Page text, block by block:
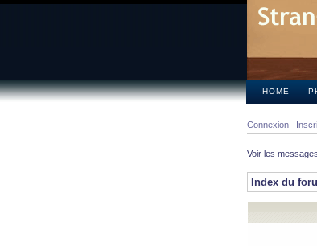
HOME
Connexion
Voir les
Index du